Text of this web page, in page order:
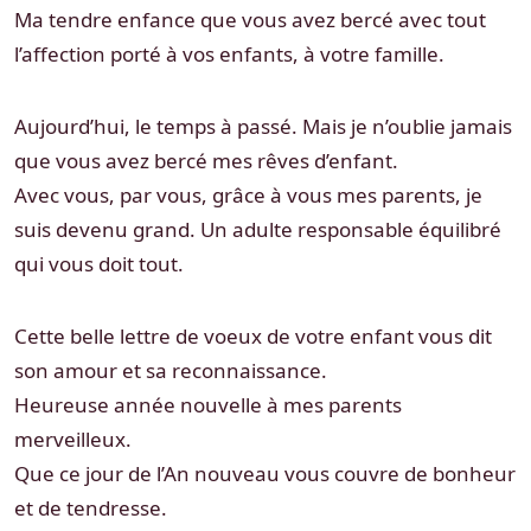
Ma tendre enfance que vous avez bercé avec tout
l’affection porté à vos enfants, à votre famille.
Aujourd’hui, le temps à passé. Mais je n’oublie jamais
que vous avez bercé mes rêves d’enfant.
Avec vous, par vous, grâce à vous mes parents, je
suis devenu grand. Un adulte responsable équilibré
qui vous doit tout.
Cette belle lettre de voeux de votre enfant vous dit
son amour et sa reconnaissance.
Heureuse année nouvelle à mes parents
merveilleux.
Que ce jour de l’An nouveau vous couvre de bonheur
et de tendresse.